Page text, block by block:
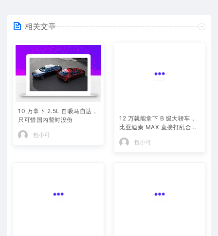
相关文章
10 万拿下 2.5L 自吸马自达，
只可惜国内暂时没份
包小可
12 万就能拿下 B 级大轿车，
比亚迪秦 MAX 直接打乱合资
定价逻辑
包小可